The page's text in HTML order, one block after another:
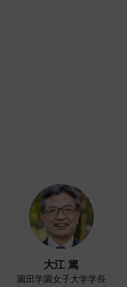
大江 篤
園田学園女子大学学長